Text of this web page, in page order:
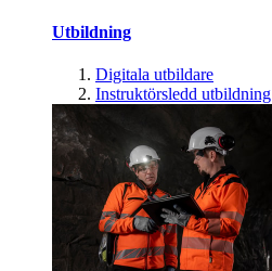
Utbildning
Digitala utbildare
Instruktörsledd utbildning